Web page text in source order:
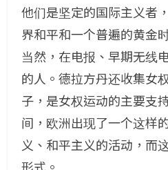
他们是坚定的国际主义者
界和平和一个普遍的黄金
当然，在电报、早期无线
的人。德拉方丹还收集女
子，是女权运动的主要支
间，欧洲出现了一个这样
义、和平主义的活动，而